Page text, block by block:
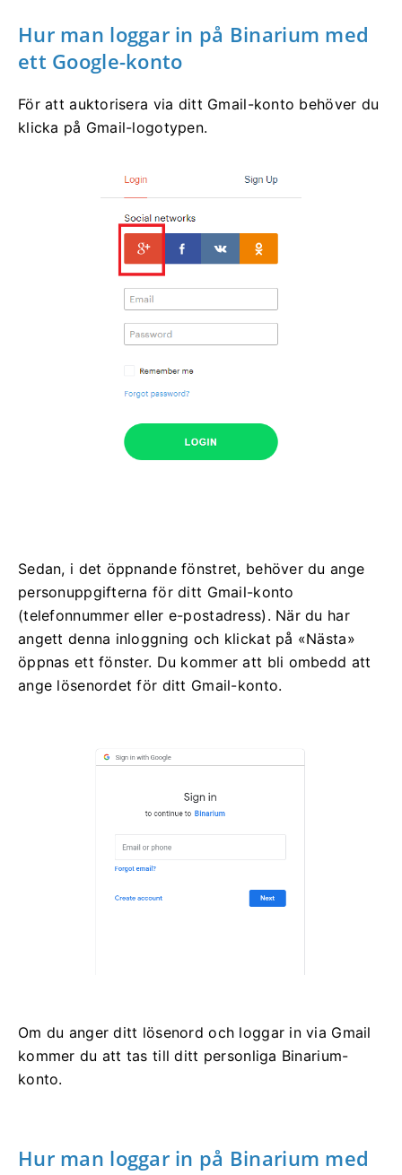
Hur man loggar in på Binarium med
ett Google-konto
För att auktorisera via ditt Gmail-konto behöver du
klicka på Gmail-logotypen.
Sedan, i det öppnande fönstret, behöver du ange
personuppgifterna för ditt Gmail-konto
(telefonnummer eller e-postadress). När du har
angett denna inloggning och klickat på «Nästa»
öppnas ett fönster. Du kommer att bli ombedd att
ange lösenordet för ditt Gmail-konto.
Om du anger ditt lösenord och loggar in via Gmail
kommer du att tas till ditt personliga Binarium-
konto.
Hur man loggar in på Binarium med